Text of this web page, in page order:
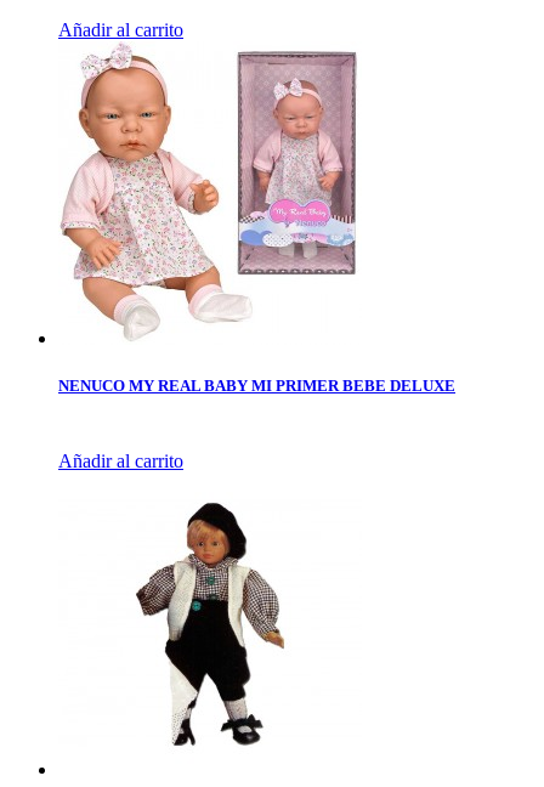
Añadir al carrito
NENUCO MY REAL BABY MI PRIMER BEBE DELUXE
Añadir al carrito